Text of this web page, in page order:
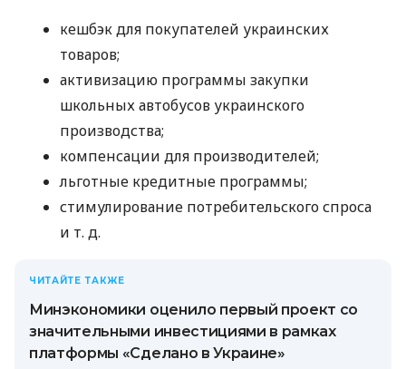
кешбэк для покупателей украинских
товаров;
активизацию программы закупки
школьных автобусов украинского
производства;
компенсации для производителей;
льготные кредитные программы;
стимулирование потребительского спроса
и т. д.
ЧИТАЙТЕ ТАКЖЕ
Минэкономики оценило первый проект со
значительными инвестициями в рамках
платформы «Сделано в Украине»